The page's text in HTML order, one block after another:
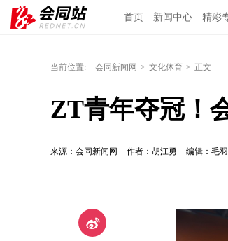
首页 新闻中心 精彩
当前位置: 会同新闻网 > 文化体育 > 正文
ZT青年夺冠！
来源：会同新闻网 作者：胡江勇 编辑：毛羽